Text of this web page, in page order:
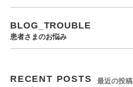
BLOG_TROUBLE
患者さまのお悩み
RECENT POSTS 最近の投稿